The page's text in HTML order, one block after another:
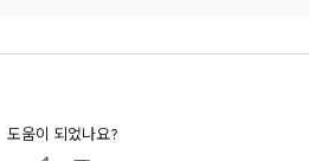
도움이 되었나요?